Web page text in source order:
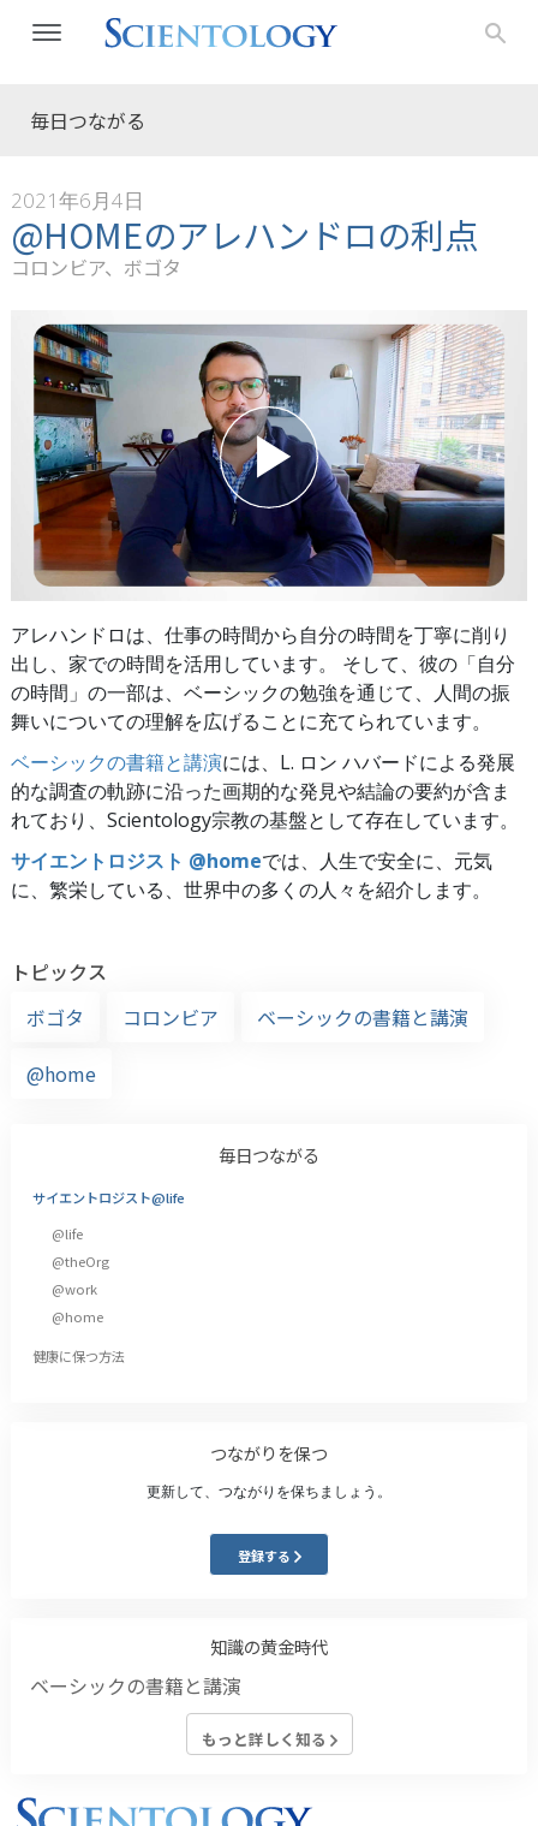
毎日つながる
2021年6月4日
@HOMEのアレハンドロの利点
コロンビア、ボゴタ
アレハンドロは、仕事の時間から自分の時間を丁寧に削り
出し、家での時間を活用しています。 そして、彼の「自分
の時間」の一部は、ベーシックの勉強を通じて、人間の振
舞いについての理解を広げることに充てられています。
ベーシックの書籍と講演には、L. ロン ハバードによる発展
的な調査の軌跡に沿った画期的な発見や結論の要約が含ま
れており、Scientology宗教の基盤として存在しています。
サイエントロジスト @homeでは、人生で安全に、元気
に、繁栄している、世界中の多くの人々を紹介します。
トピックス
ボゴタ
コロンビア
ベーシックの書籍と講演
@home
毎日つながる
サイエントロジスト@life
@life
@theOrg
@work
@home
健康に保つ方法
つながりを保つ
更新して、つながりを保ちましょう。
登録する
知識の黄金時代
ベーシックの書籍と講演
もっと詳しく知る